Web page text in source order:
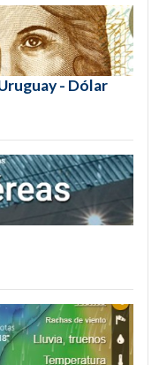
- Dólar